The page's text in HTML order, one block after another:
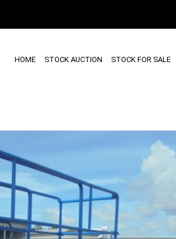
HOME STOCK AUCTION STOCK FOR SALE